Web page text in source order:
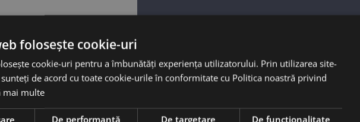
folosește cookie-uri
cookie-uri pentru a îmbunătăți experiența utilizatorului. Prin utilizarea site-
de acord cu toate cookie-urile în conformitate cu Politica noastră privind
mai multe
De performanță De targetare De funcţionalitate